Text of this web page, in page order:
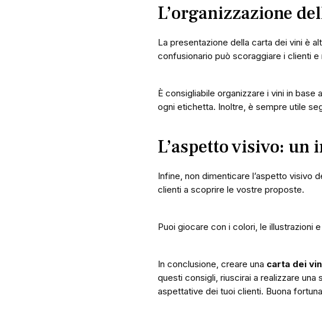
L’organizzazione
La presentazione della carta dei vini è
confusionario può scoraggiare i clienti
È consigliabile organizzare i vini in
ogni etichetta. Inoltre, è sempre utile
L’aspetto visivo: un
Infine, non dimenticare l’aspetto visivo
clienti a scoprire le vostre proposte.
Puoi giocare con i colori, le illustrazioni
In conclusione, creare una carta dei
questi consigli, riuscirai a realizzare
aspettative dei tuoi clienti. Buona